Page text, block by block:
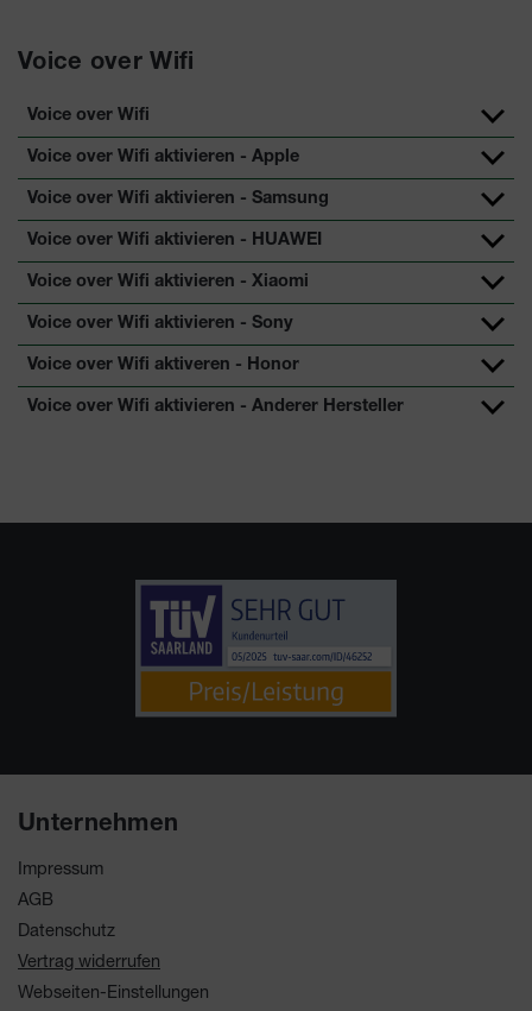
Voice over Wifi
Voice over Wifi
Voice over Wifi aktivieren - Apple
Voice over Wifi aktivieren - Samsung
Voice over Wifi aktivieren - HUAWEI
Voice over Wifi aktivieren - Xiaomi
Voice over Wifi aktivieren - Sony
Voice over Wifi aktiveren - Honor
Voice over Wifi aktivieren - Anderer Hersteller
Unternehmen
Impressum
AGB
Datenschutz
Vertrag widerrufen
Webseiten-Einstellungen